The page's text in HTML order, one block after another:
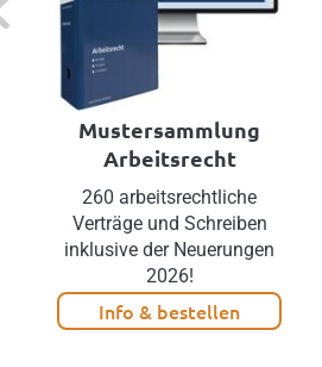
Mustersammlung
Arbeitsrecht
260 arbeitsrechtliche
Verträge und Schreiben
inklusive der Neuerungen
2026!
Info & bestellen